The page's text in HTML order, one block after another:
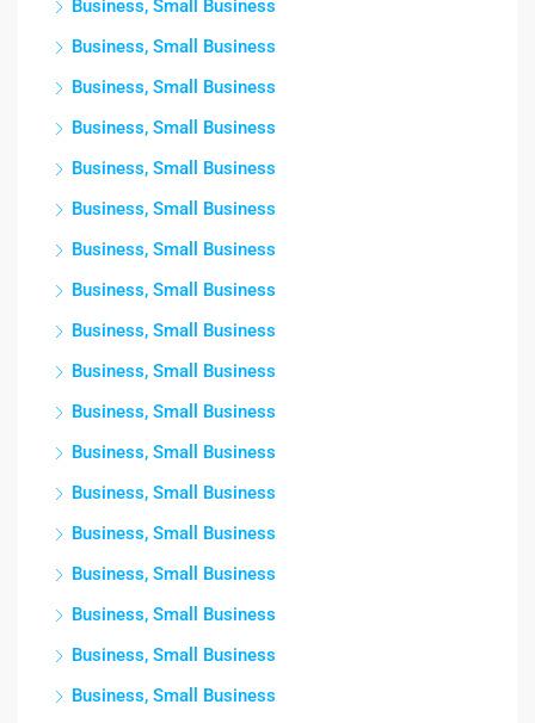
Business, Small Business
Business, Small Business
Business, Small Business
Business, Small Business
Business, Small Business
Business, Small Business
Business, Small Business
Business, Small Business
Business, Small Business
Business, Small Business
Business, Small Business
Business, Small Business
Business, Small Business
Business, Small Business
Business, Small Business
Business, Small Business
Business, Small Business
Business, Small Business